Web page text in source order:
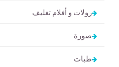
رولات و أفلام تغليف
صورة
طبات